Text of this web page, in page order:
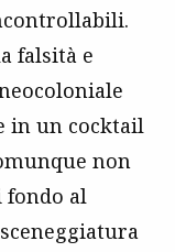
falsità e
in un cocktail
non
fondo al